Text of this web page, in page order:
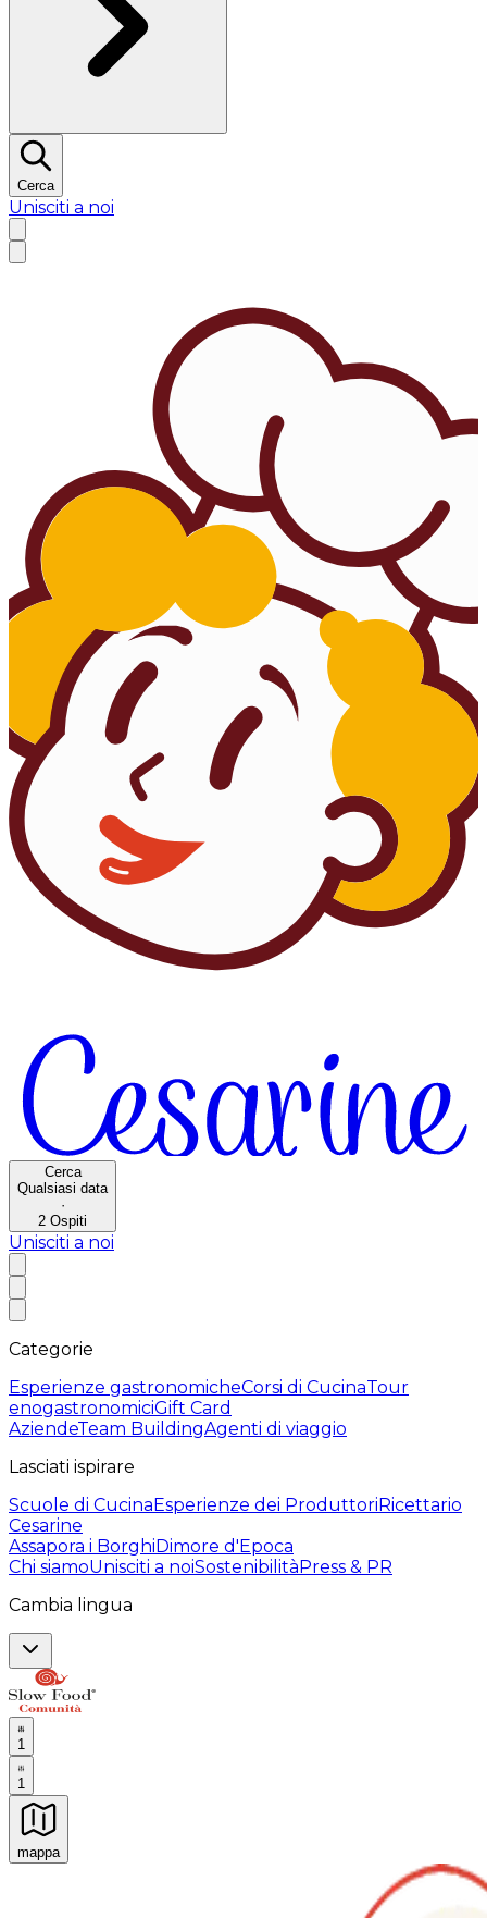
Cerca
Unisciti a noi
Cerca
Qualsiasi data
·
2 Ospiti
Unisciti a noi
Categorie
Esperienze gastronomicheCorsi di CucinaTour
enogastronomiciGift Card
AziendeTeam BuildingAgenti di viaggio
Lasciati ispirare
Scuole di CucinaEsperienze dei ProduttoriRicettario
Cesarine
Assapora i BorghiDimore d'Epoca
Chi siamoUnisciti a noiSostenibilitàPress & PR
Cambia lingua
1
1
mappa
Esperienze culinarie indimenticabili: Esperienze